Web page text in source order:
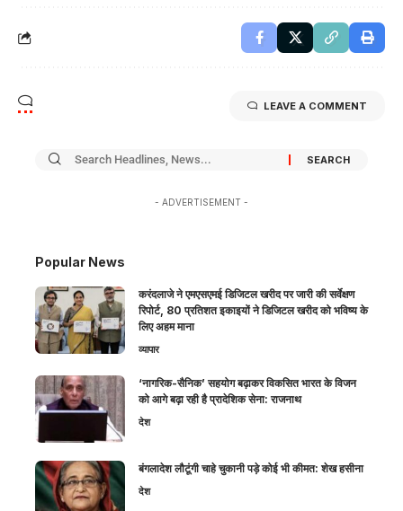
LEAVE A COMMENT
- ADVERTISEMENT -
Popular News
करंदलाजे ने एमएसएमई डिजिटल खरीद पर जारी की सर्वेक्षण
रिपोर्ट, 80 प्रतिशत इकाइयों ने डिजिटल खरीद को भविष्य के
लिए अहम माना
व्यापार
‘नागरिक-सैनिक’ सहयोग बढ़ाकर विकसित भारत के विजन
को आगे बढ़ा रही है प्रादेशिक सेना: राजनाथ
देश
बंगलादेश लौटूंगी चाहे चुकानी पड़े कोई भी कीमत: शेख हसीना
देश